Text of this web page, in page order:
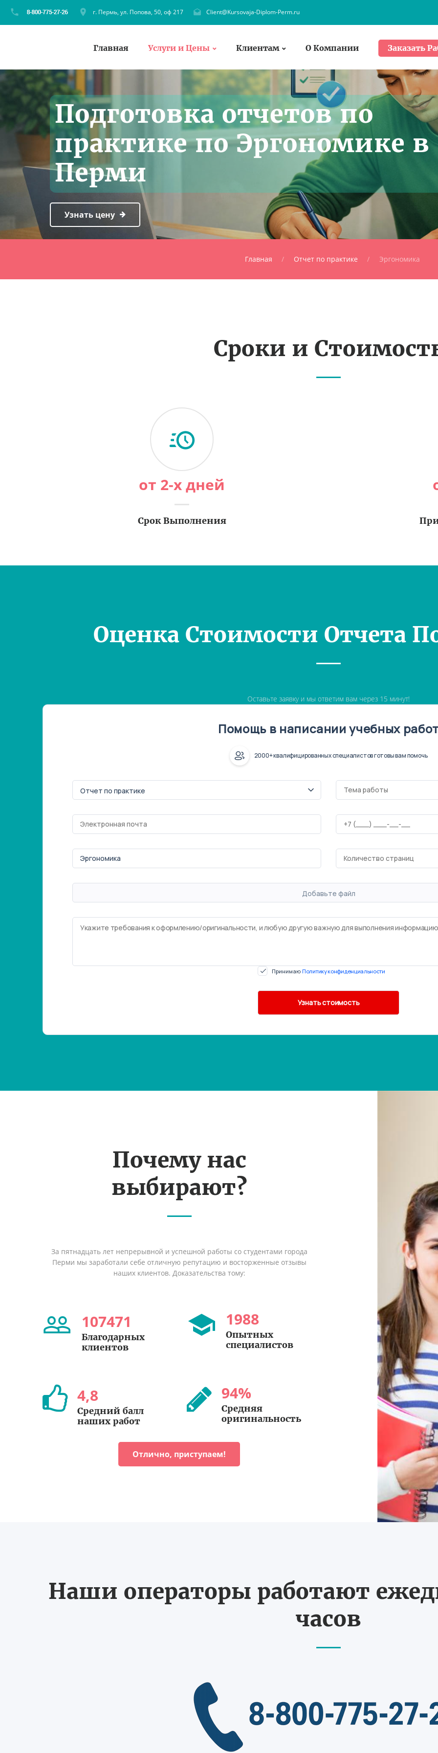
г. Пермь, ул. Попова, 50, оф 217 Client@Kursovaja-Diplom-Perm.ru
Главная Услуги и Цены Клиентам О Компании Заказать
Подготовка отчетов по
практике по Эргономике в
Перми
Узнать цену
Главная Отчет по практике Эргономика
Сроки и
от 2-х дней
Срок Выполнения
Оценка Стоимости Отчета
Оставьте заявку и мы ответим вам через 15 минут!
Помощь в написании учебных
2000+ квалифицированных специалистов готовы вам помочь
Добавьте файл
Принимаю Политику конфиденциальности
Почему нас
выбирают?
За пятнадцать лет непрерывной и успешной работы со студентами города
Перми мы заработали себе отличную репутацию и восторженные отзывы
наших клиентов. Доказательства тому:
107471
Благодарных
клиентов
1988
Опытных
специалистов
4,8
Средний балл
наших работ
94%
Средняя
оригинальность
Отлично, приступаем!
Наши операторы работают
часов